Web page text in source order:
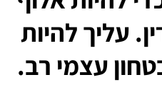
עליך להיות
עצמי רב.